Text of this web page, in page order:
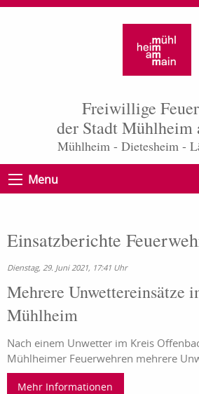
Freiwillige
der Stadt Mühlheim
Mühlheim - Dietesheim -
Menu
Einsatzberichte
Dienstag, 29. Juni 2021, 17:41 Uhr
Mehrere Unwettereinsätze
Mühlheim
Nach einem Unwetter im Kreis
Mühlheimer Feuerwehren mehrere
Mehr Informationen